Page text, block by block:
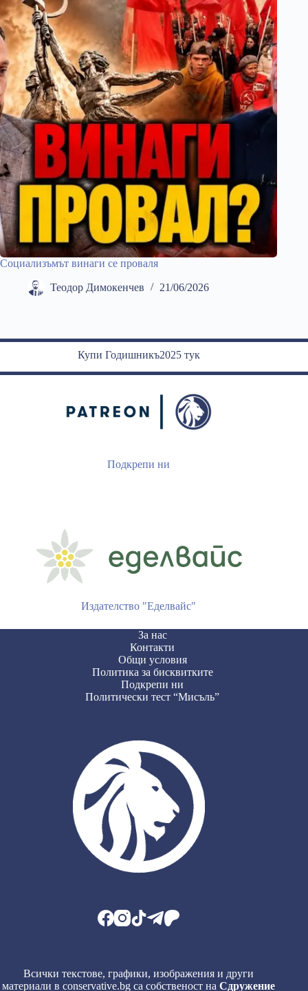
Социализъмът винаги се проваля
Теодор Димокенчев 21/06/2026
Купи Годишникъ2025 тук
Подкрепи ни
Издателство "Еделвайс"
За нас
Контакти
Общи условия
Политика за бисквитките
Подкрепи ни
Политически тест “Мисъль”
Всички текстове, графики, изображения и други
материали в conservative.bg са собственост наСдружение